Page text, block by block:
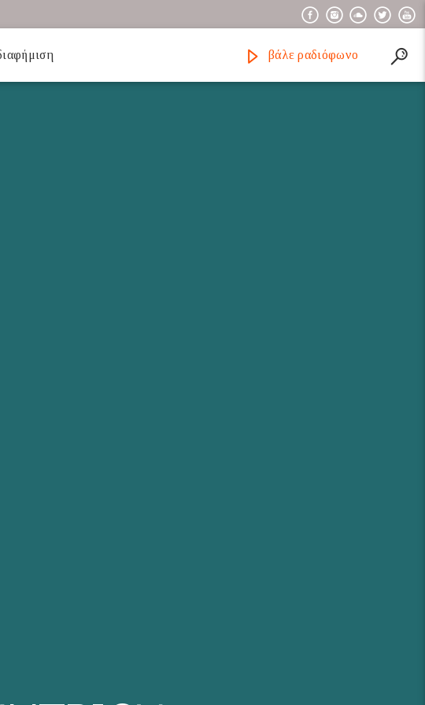
βάλε ραδιόφωνο